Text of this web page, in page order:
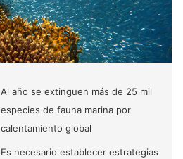
Al año se extinguen más de 25 mil
especies de fauna marina por
calentamiento global
Es necesario establecer estrategias